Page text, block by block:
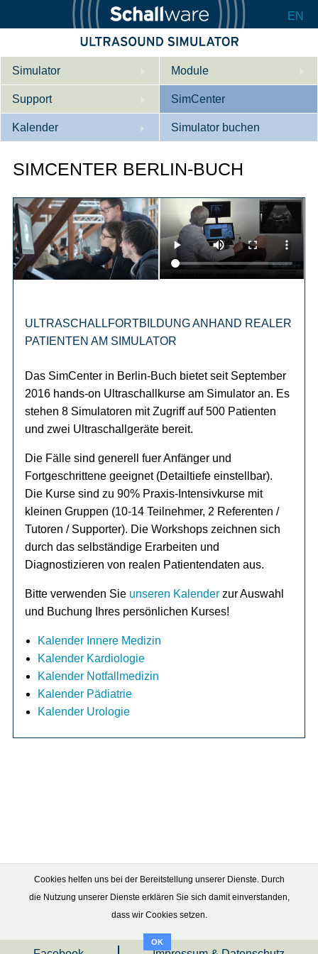
EN
Simulator
Beschreibung
Innere Medizin
Referenzen
Product Sheet
Konfigurieren
Module
Support
Wer wir sind
Tutorial App
SimCenter
Kalender Simulator buchen
SIMCENTER BERLIN-BUCH
ULTRASCHALLFORTBILDUNG ANHAND REALER
PATIENTEN AM SIMULATOR
Das SimCenter in Berlin-Buch bietet seit September
2016 hands-on Ultraschallkurse am Simulator an. Es
stehen 8 Simulatoren mit Zugriff auf 500 Patienten
und zwei Ultraschallgeräte bereit.
Die Fälle sind generell fuer Anfänger und
Fortgeschrittene geeignet (Detailtiefe einstellbar).
Die Kurse sind zu 90% Praxis-Intensivkurse mit
kleinen Gruppen (10-14 Teilnehmer, 2 Referenten /
Tutoren / Supporter). Die Workshops zeichnen sich
durch das selbständige Erarbeiten und
Diagnostizieren von realen Patientendaten aus.
Bitte verwenden Sie unseren Kalender zur Auswahl
und Buchung Ihres persönlichen Kurses!
Kalender Innere Medizin
Kalender Kardiologie
Kalender Notfallmedizin
Kalender Pädiatrie
Kalender Urologie
Cookies helfen uns bei der Bereitstellung unserer Dienste. Durch
die Nutzung unserer Dienste erklären Sie sich damit einverstanden,
dass wir Cookies setzen.
OK